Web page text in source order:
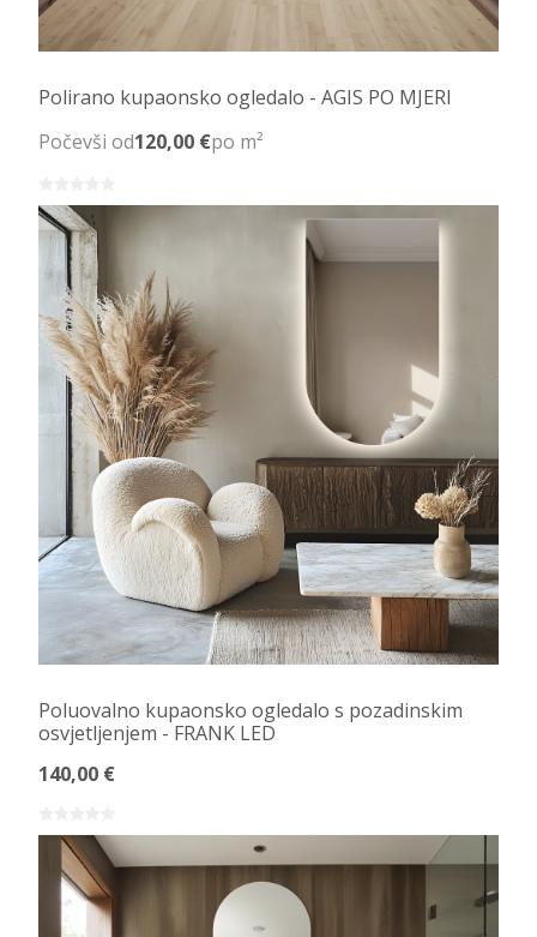
Polirano kupaonsko ogledalo - AGIS PO MJERI
Počevši od120,00 €po m²
Poluovalno kupaonsko ogledalo s pozadinskim
osvjetljenjem - FRANK LED
140,00 €